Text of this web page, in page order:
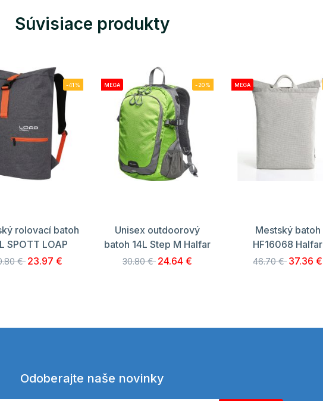
Súvisiace produkty
-41%
rolovací batoh
SPOTT LOAP
€ 23.97 €
MEGA -20%
Unisex outdoorový
batoh 14L Step M Halfar
30.80 € 24.64 €
MEGA
Mestský batoh
HF16068 Halfar
46.70 € 37.36 €
Odoberajte naše novinky